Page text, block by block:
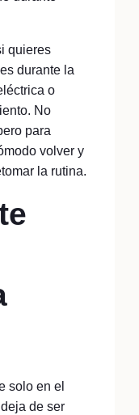
quieres
durante la
o
No
para
volver y
la rutina.
solo en el
de ser